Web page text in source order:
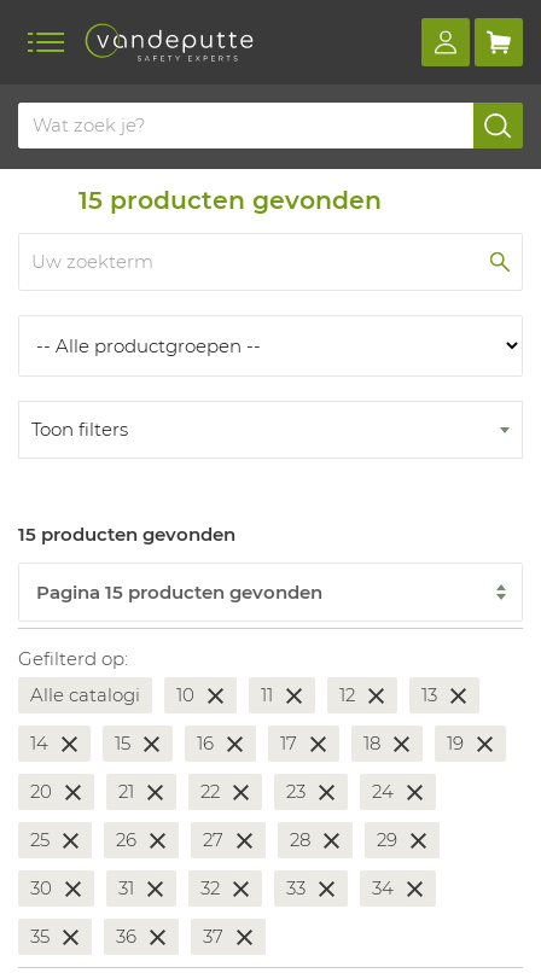
Home Producten
15 producten gevonden
Toon filters
15 producten gevonden
Gefilterd op:
Alle catalogi
10 11 12 13
14 15 16 17 18 19
20 21 22 23 24
25 26 27 28 29
30 31 32 33 34
35 36 37